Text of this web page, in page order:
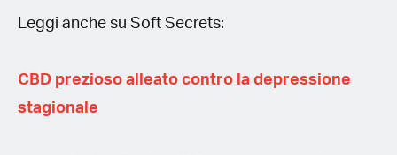
Leggi anche su Soft Secrets:
CBD prezioso alleato contro la depressione
stagionale